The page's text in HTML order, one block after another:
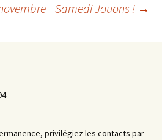
Samedi Jouons ! →
privilégiez les contacts par